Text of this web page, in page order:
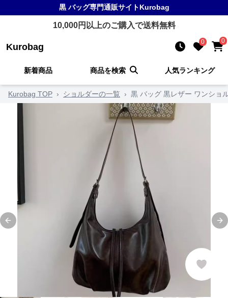
黒 バッグ専門通販サイトKurobag
10,000円以上のご購入で送料無料
Kurobag 0 0
新着商品 商品を検索 人気ランキング
Kurobag TOP › ショルダーの一覧 › 黒 バッグ 黒レザー ワンショ
Previous slide